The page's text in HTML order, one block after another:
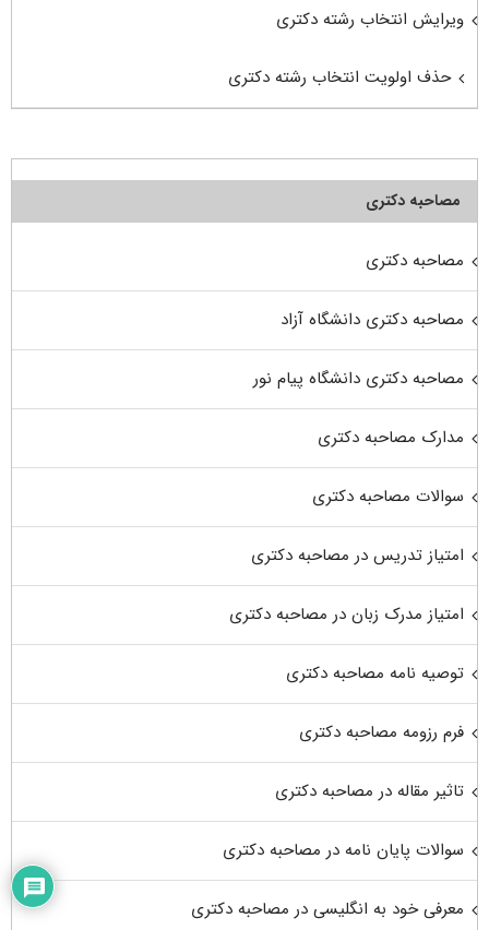
ویرایش انتخاب رشته دکتری
حذف اولویت انتخاب رشته دکتری
مصاحبه دکتری
مصاحبه دکتری
مصاحبه دکتری دانشگاه آزاد
مصاحبه دکتری دانشگاه پیام نور
مدارک مصاحبه دکتری
سوالات مصاحبه دکتری
امتیاز تدریس در مصاحبه دکتری
امتیاز مدرک زبان در مصاحبه دکتری
توصیه نامه مصاحبه دکتری
فرم رزومه مصاحبه دکتری
تاثیر مقاله در مصاحبه دکتری
سوالات پایان نامه در مصاحبه دکتری
معرفی خود به انگلیسی در مصاحبه دکتری